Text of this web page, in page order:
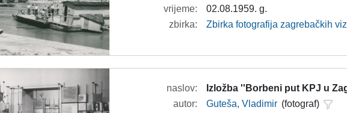
vrijeme:
02.08.1959. g.
zbirka:
Zbirka fotografija zagrebačkih
naslov:
Izložba ''Borbeni put KPJ u
autor:
Guteša, Vladimir (fotograf)